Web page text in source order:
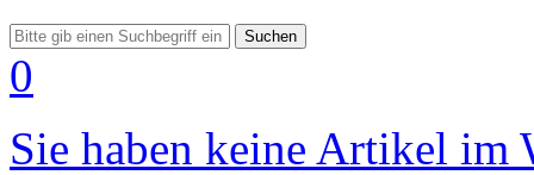
Suchen
0
Sie haben keine Artikel im